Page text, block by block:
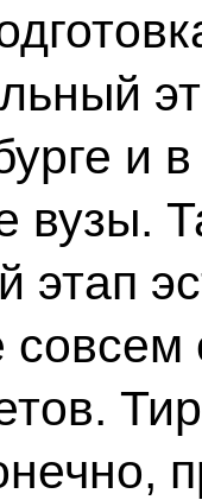
и
вузы.
этап